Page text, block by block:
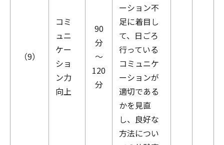
（9）
コミ
ュニ
ケー
ショ
ン力
向上
90
分
～
120
分
ーション不
足に着目し
て、日ごろ
行っている
コミュニケ
ーションが
適切である
かを見直
し、良好な
方法につい